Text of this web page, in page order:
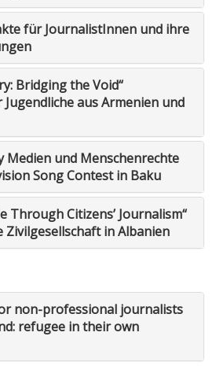
für JournalistInnen und ihre
Bridging the Void“
aus Armenien und
Medien und Menschenrechte
Song Contest in Baku
Through Citizens’ Journalism“
in Albanien
non-professional journalists
refugee in their own